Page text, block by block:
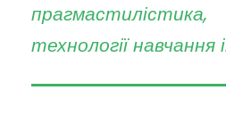
технології навчання